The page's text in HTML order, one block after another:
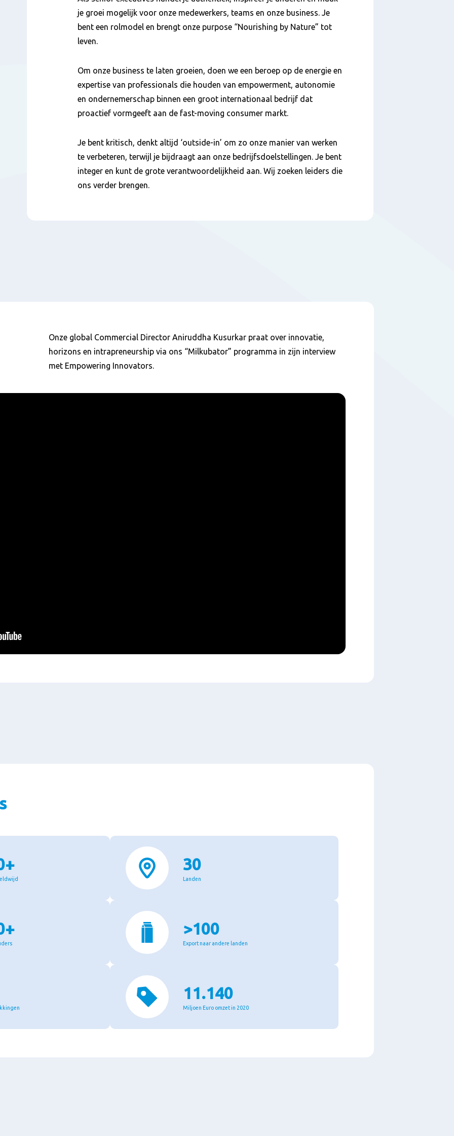
je groei mogelijk voor onze medewerkers, teams en onze business. Je
bent een rolmodel en brengt onze purpose “Nourishing by Nature” tot
leven.
Om onze business te laten groeien, doen we een beroep op de energie en
expertise van professionals die houden van empowerment, autonomie
en ondernemerschap binnen een groot internationaal bedrijf dat
proactief vormgeeft aan de fast-moving consumer markt.
Je bent kritisch, denkt altijd ‘outside-in’ om zo onze manier van werken
te verbeteren, terwijl je bijdraagt aan onze bedrijfsdoelstellingen. Je bent
integer en kunt de grote verantwoordelijkheid aan. Wij zoeken leiders die
ons verder brengen.
Onze global Commercial Director Aniruddha Kusurkar praat over innovatie,
horizons en intrapreneurship via ons “Milkubator” programma in zijn interview
met Empowering Innovators.
30
Landen
>100
Export naar andere landen
11.140
Miljoen Euro omzet in 2020